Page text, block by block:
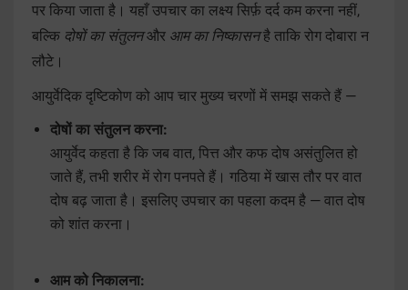
पर किया जाता है। यहाँ उपचार का लक्ष्य सिर्फ़ दर्द कम करना नहीं,
बल्कि दोषों का संतुलनऔर आम का निष्कासनहै ताकि रोग दोबारा न
लौटे।
आयुर्वेदिक दृष्टिकोण को आप चार मुख्य चरणों में समझ सकते हैं —
दोषों का संतुलन करना:
आयुर्वेद कहता है कि जब वात, पित्त और कफ दोष असंतुलित हो
जाते हैं, तभी शरीर में रोग पनपते हैं। गठिया में खास तौर पर वात
दोष बढ़ जाता है। इसलिए उपचार का पहला कदम है — वात दोष
को शांत करना।
आम को निकालना: